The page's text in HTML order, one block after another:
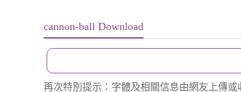
cannon-ball Download
再次特別提示：字體及相關信息由網友上傳